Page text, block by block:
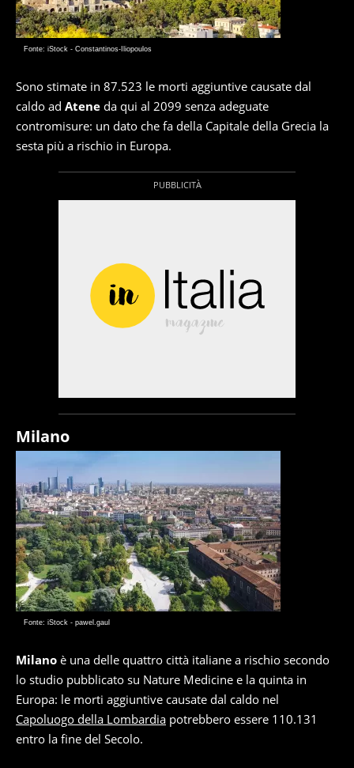
Fonte: iStock - Constantinos-Iliopoulos
Sono stimate in 87.523 le morti aggiuntive causate dal
caldo ad Atene da qui al 2099 senza adeguate
contromisure: un dato che fa della Capitale della Grecia la
sesta più a rischio in Europa.
Milano
Fonte: iStock - pawel.gaul
Milano è una delle quattro città italiane a rischio secondo
lo studio pubblicato su Nature Medicine e la quinta in
Europa: le morti aggiuntive causate dal caldo nel
Capoluogo della Lombardia potrebbero essere 110.131
entro la fine del Secolo.